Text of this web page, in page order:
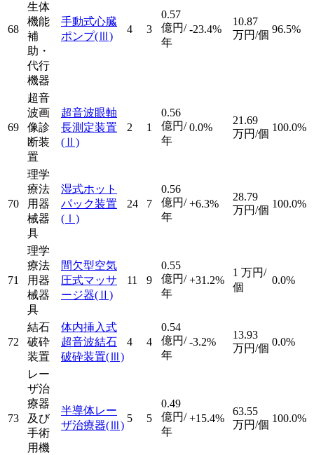
68
生体
機能
補
助・
代行
機器
手動式心臓
ポンプ(Ⅲ)
4 3
0.57
億円/
年
-23.4%
10.87
万円/個 96.5%
69
超音
波画
像診
断装
置
超音波眼軸
長測定装置
(Ⅱ)
2 1
0.56
億円/
年
0.0%
21.69
万円/個
100.0%
70
理学
療法
用器
械器
具
湿式ホット
パック装置
(Ⅰ)
24 7
0.56
億円/
年
+6.3%
28.79
万円/個
100.0%
71
理学
療法
用器
械器
具
間欠型空気
圧式マッサ
ージ器(Ⅱ)
11 9
0.55
億円/
年
+31.2%
1 万円/
個
0.0%
72
結石
破砕
装置
体内挿入式
超音波結石
破砕装置(Ⅲ)
4 4
0.54
億円/
年
-3.2%
13.93
万円/個
0.0%
73
レー
ザ治
療器
及び
手術
用機
半導体レー
ザ治療器(Ⅲ)
5 5
0.49
億円/
年
+15.4%
63.55
万円/個
100.0%